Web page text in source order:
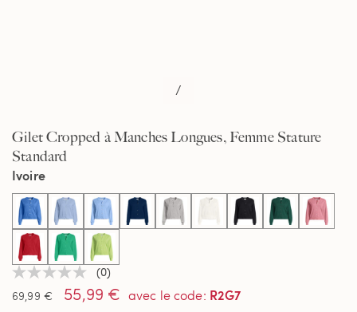
/
Gilet Cropped à Manches Longues, Femme Stature
Standard
Aucune
valeur
de
(0)
69,99 €
55,99 € avec le code: R2G7
Ivoire
selected